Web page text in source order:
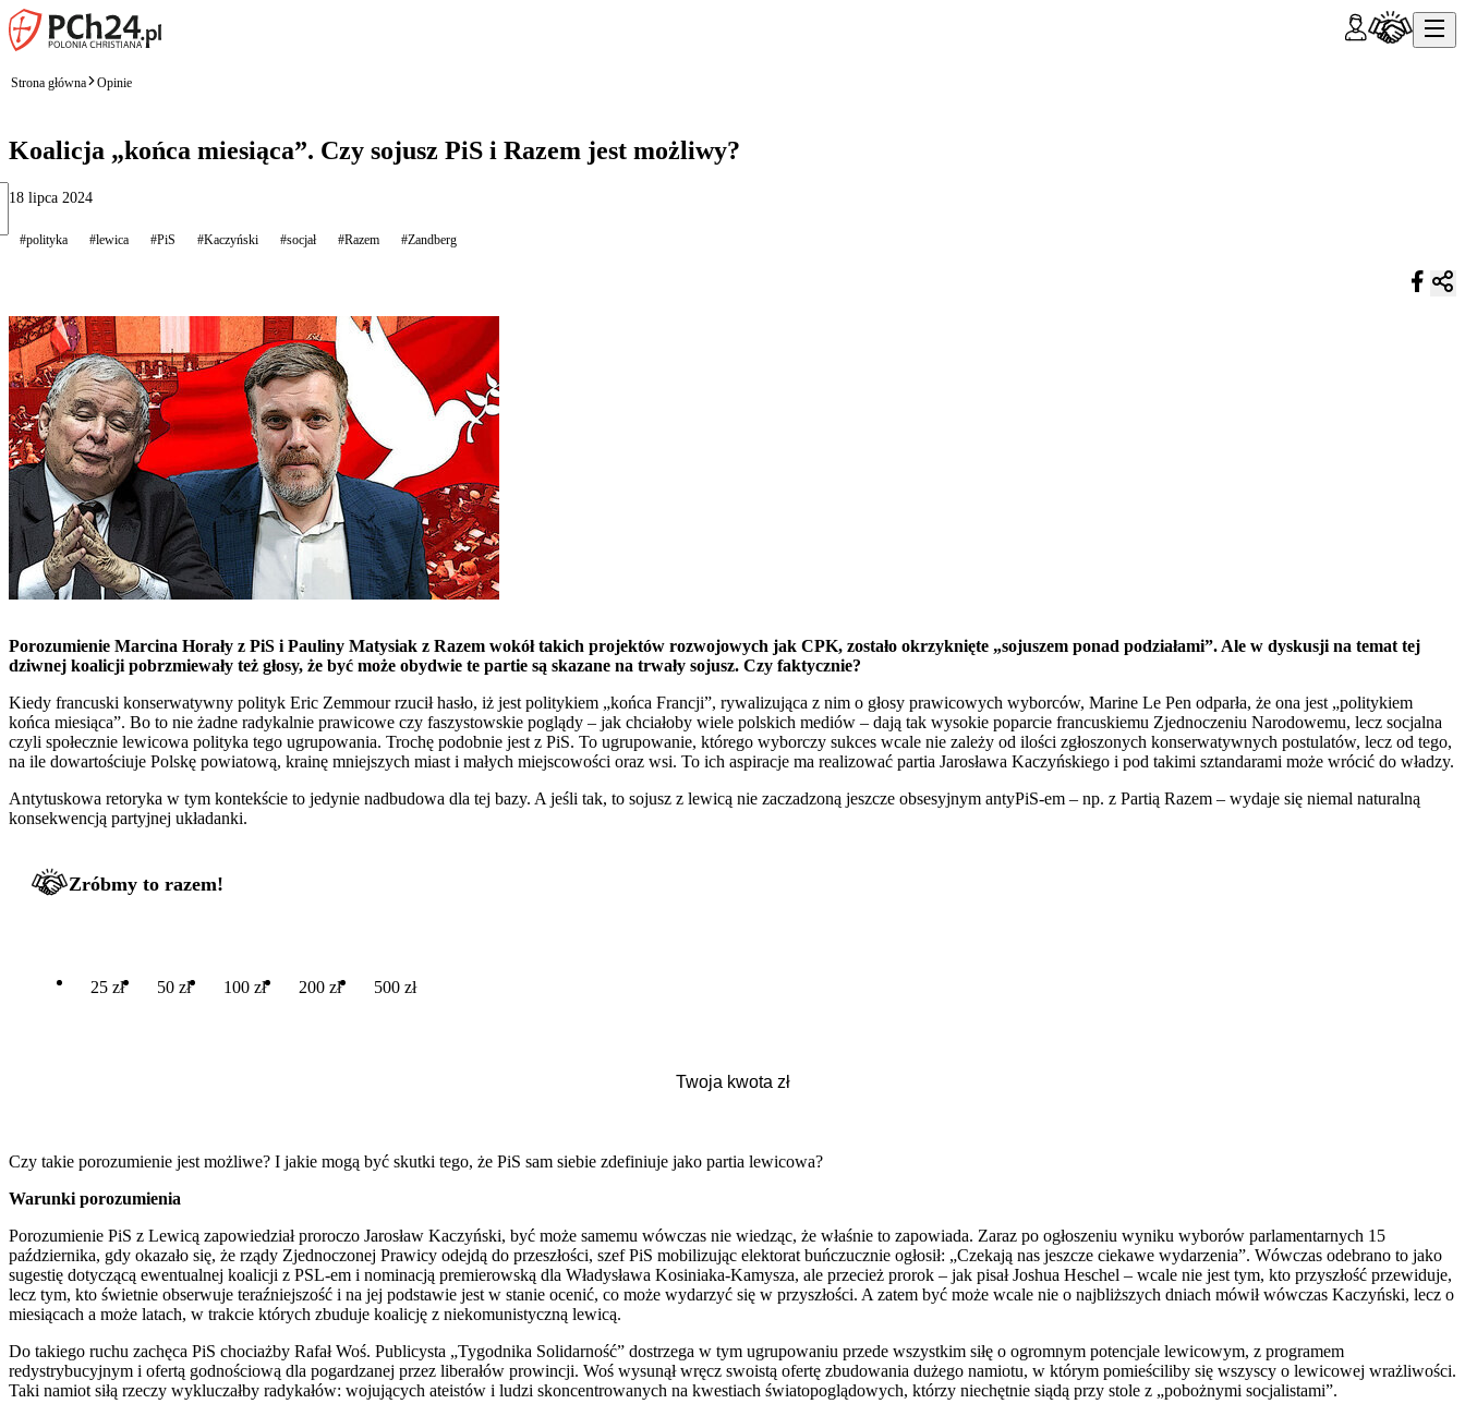
Strona główna Opinie
Koalicja „końca miesiąca”. Czy sojusz PiS i Razem jest możliwy?
18 lipca 2024
#polityka #lewica #PiS #Kaczyński #socjał #Razem #Zandberg
Porozumienie Marcina Horały z PiS i Pauliny Matysiak z Razem wokół takich projektów rozwojowych jak CPK, zostało okrzyknięte „sojuszem ponad podziałami”. Ale w dyskusji na temat tej
dziwnej koalicji pobrzmiewały też głosy, że być może obydwie te partie są skazane na trwały sojusz. Czy faktycznie?
Kiedy francuski konserwatywny polityk Eric Zemmour rzucił hasło, iż jest politykiem „końca Francji”, rywalizująca z nim o głosy prawicowych wyborców, Marine Le Pen odparła, że ona jest „politykiem
końca miesiąca”. Bo to nie żadne radykalnie prawicowe czy faszystowskie poglądy – jak chciałoby wiele polskich mediów – dają tak wysokie poparcie francuskiemu Zjednoczeniu Narodowemu, lecz socjalna
czyli społecznie lewicowa polityka tego ugrupowania. Trochę podobnie jest z PiS. To ugrupowanie, którego wyborczy sukces wcale nie zależy od ilości zgłoszonych konserwatywnych postulatów, lecz od tego,
na ile dowartościuje Polskę powiatową, krainę mniejszych miast i małych miejscowości oraz wsi. To ich aspiracje ma realizować partia Jarosława Kaczyńskiego i pod takimi sztandarami może wrócić do władzy.
Antytuskowa retoryka w tym kontekście to jedynie nadbudowa dla tej bazy. A jeśli tak, to sojusz z lewicą nie zaczadzoną jeszcze obsesyjnym antyPiS-em – np. z Partią Razem – wydaje się niemal naturalną
konsekwencją partyjnej układanki.
Zróbmy to razem!
25 zł 50 zł 100 zł 200 zł 500 zł
Czy takie porozumienie jest możliwe? I jakie mogą być skutki tego, że PiS sam siebie zdefiniuje jako partia lewicowa?
Warunki porozumienia
Porozumienie PiS z Lewicą zapowiedział proroczo Jarosław Kaczyński, być może samemu wówczas nie wiedząc, że właśnie to zapowiada. Zaraz po ogłoszeniu wyniku wyborów parlamentarnych 15
października, gdy okazało się, że rządy Zjednoczonej Prawicy odejdą do przeszłości, szef PiS mobilizując elektorat buńczucznie ogłosił: „Czekają nas jeszcze ciekawe wydarzenia”. Wówczas odebrano to jako
sugestię dotyczącą ewentualnej koalicji z PSL-em i nominacją premierowską dla Władysława Kosiniaka-Kamysza, ale przecież prorok – jak pisał Joshua Heschel – wcale nie jest tym, kto przyszłość przewiduje,
lecz tym, kto świetnie obserwuje teraźniejszość i na jej podstawie jest w stanie ocenić, co może wydarzyć się w przyszłości. A zatem być może wcale nie o najbliższych dniach mówił wówczas Kaczyński, lecz o
miesiącach a może latach, w trakcie których zbuduje koalicję z niekomunistyczną lewicą.
Do takiego ruchu zachęca PiS chociażby Rafał Woś. Publicysta „Tygodnika Solidarność” dostrzega w tym ugrupowaniu przede wszystkim siłę o ogromnym potencjale lewicowym, z programem
redystrybucyjnym i ofertą godnościową dla pogardzanej przez liberałów prowincji. Woś wysunął wręcz swoistą ofertę zbudowania dużego namiotu, w którym pomieściliby się wszyscy o lewicowej wrażliwości.
Taki namiot siłą rzeczy wykluczałby radykałów: wojujących ateistów i ludzi skoncentrowanych na kwestiach światopoglądowych, którzy niechętnie siądą przy stole z „pobożnymi socjalistami”.